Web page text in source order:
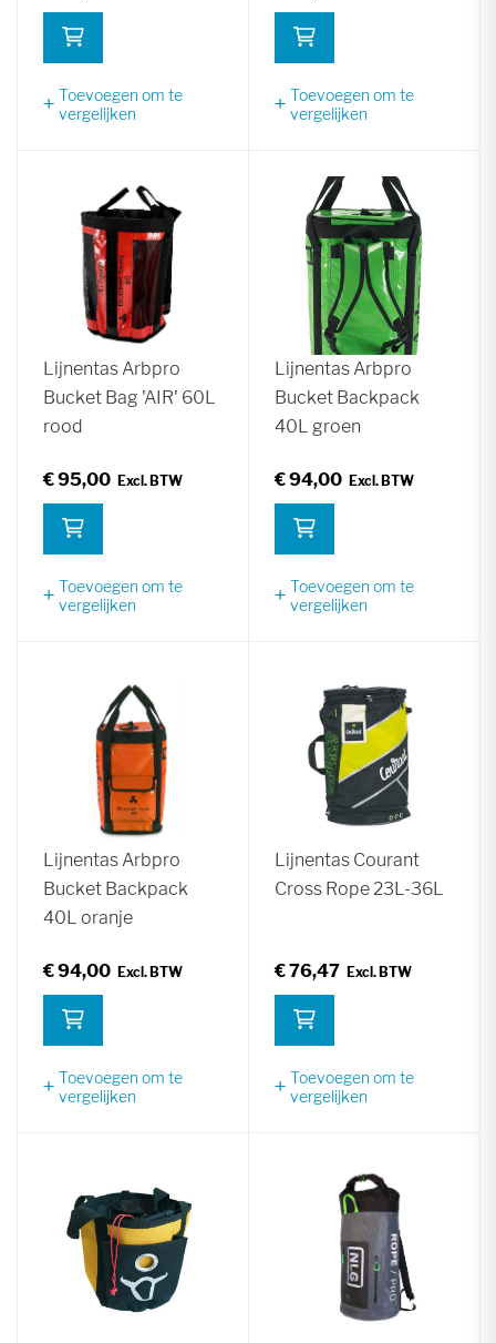
Toevoegen om te
vergelijken
Toevoegen om te
vergelijken
Lijnentas Arbpro
Bucket Bag 'AIR' 60L
rood
€ 95,00
Toevoegen om te
vergelijken
Lijnentas Arbpro
Bucket Backpack
40L groen
€ 94,00
Toevoegen om te
vergelijken
Lijnentas Arbpro
Bucket Backpack
40L oranje
€ 94,00
Toevoegen om te
vergelijken
Lijnentas Courant
Cross Rope 23L-36L
€ 76,47
Toevoegen om te
vergelijken